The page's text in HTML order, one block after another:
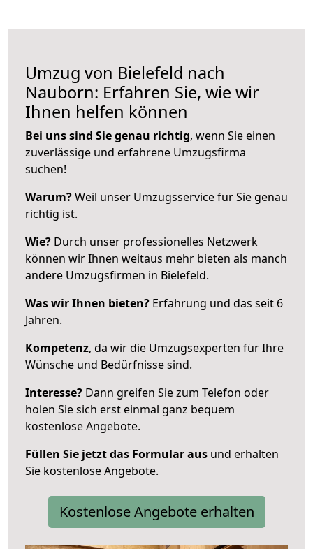
Umzug von Bielefeld nach
Nauborn: Erfahren Sie, wie wir
Ihnen helfen können
Bei uns sind Sie genau richtig, wenn Sie einen
zuverlässige und erfahrene Umzugsfirma
suchen!
Warum?Weil unser Umzugsservice für Sie genau
richtig ist.
Wie? Durch unser professionelles Netzwerk
können wir Ihnen weitaus mehr bieten als manch
andere Umzugsfirmen in Bielefeld.
Was wir Ihnen bieten? Erfahrung und das seit 6
Jahren.
Kompetenz, da wir die Umzugsexperten für Ihre
Wünsche und Bedürfnisse sind.
Interesse? Dann greifen Sie zum Telefon oder
holen Sie sich erst einmal ganz bequem
kostenlose Angebote.
Füllen Sie jetzt das Formular aus und erhalten
Sie kostenlose Angebote.
Kostenlose Angebote erhalten